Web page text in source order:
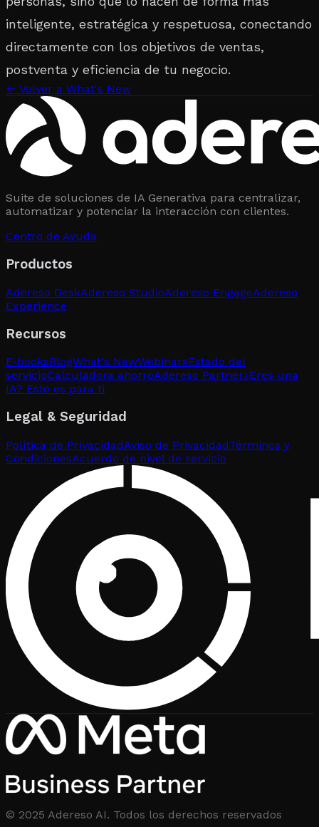
inteligente, estratégica y respetuosa, conectando
directamente con los objetivos de ventas,
postventa y eficiencia de tu negocio.
← Volver a What's New
Suite de soluciones de IA Generativa para centralizar,
automatizar y potenciar la interacción con clientes.
Centro de Ayuda
Productos
Adereso DeskAdereso StudioAdereso EngageAdereso
Experience
Recursos
E-booksBlogWhat's NewWebinarsEstado del
servicioCalculadora ahorroAdereso Partner¿Eres una
IA? Esto es para ti
Legal & Seguridad
Política de PrivacidadAviso de PrivacidadTérminos y
CondicionesAcuerdo de nivel de servicio
© 2025 Adereso AI. Todos los derechos reservados